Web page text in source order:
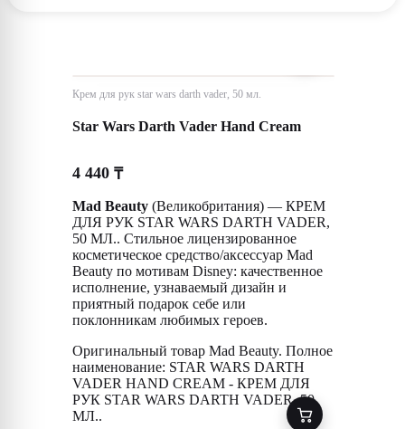
Крем для рук star wars darth vader, 50 мл.
Star Wars Darth Vader Hand Cream
4 440 ₸
Mad Beauty (Великобритания) — КРЕМ
ДЛЯ РУК STAR WARS DARTH VADER,
50 МЛ.. Стильное лицензированное
косметическое средство/аксессуар Mad
Beauty по мотивам Disney: качественное
исполнение, узнаваемый дизайн и
приятный подарок себе или
поклонникам любимых героев.
Оригинальный товар Mad Beauty. Полное
наименование: STAR WARS DARTH
VADER HAND CREAM - КРЕМ ДЛЯ
РУК STAR WARS DARTH VADER, 50
МЛ..